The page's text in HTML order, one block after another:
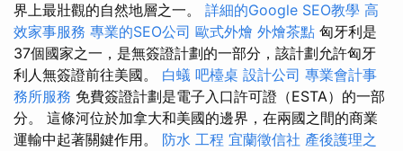
界上最壯觀的自然地層之一。 詳細的Google SEO教學 高
效家事服務 專業的SEO公司 歐式外燴 外燴茶點 匈牙利是
37個國家之一，是無簽證計劃的一部分，該計劃允許匈牙
利人無簽證前往美國。 白蟻 吧檯桌 設計公司 專業會計事
務所服務 免費簽證計劃是電子入口許可證（ESTA）的一部
分。 這條河位於加拿大和美國的邊界，在兩國之間的商業
運輸中起著關鍵作用。 防水 工程 宜蘭徵信社 產後護理之